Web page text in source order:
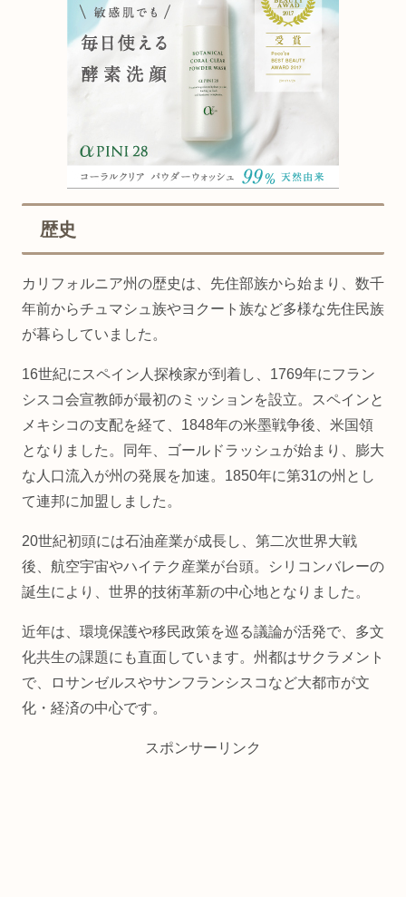
歴史
カリフォルニア州の歴史は、先住部族から始まり、数千
年前からチュマシュ族やヨクート族など多様な先住民族
が暮らしていました。
16世紀にスペイン人探検家が到着し、1769年にフラン
シスコ会宣教師が最初のミッションを設立。スペインと
メキシコの支配を経て、1848年の米墨戦争後、米国領
となりました。同年、ゴールドラッシュが始まり、膨大
な人口流入が州の発展を加速。1850年に第31の州とし
て連邦に加盟しました。
20世紀初頭には石油産業が成長し、第二次世界大戦
後、航空宇宙やハイテク産業が台頭。シリコンバレーの
誕生により、世界的技術革新の中心地となりました。
近年は、環境保護や移民政策を巡る議論が活発で、多文
化共生の課題にも直面しています。州都はサクラメント
で、ロサンゼルスやサンフランシスコなど大都市が文
化・経済の中心です。
スポンサーリンク